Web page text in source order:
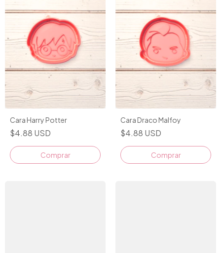
Cara Harry Potter
$4.88 USD
Comprar
Cara Draco Malfoy
$4.88 USD
Comprar